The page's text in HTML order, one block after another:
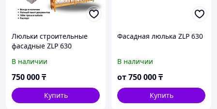
Люльки строительные
фасадные ZLP 630
В наличии
750 000₸
Купить
Фасадная люлька ZLP 630
В наличии
от750 000₸
Купить